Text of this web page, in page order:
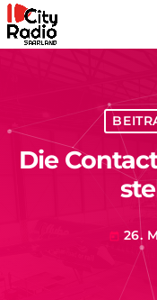
Die
today 26.